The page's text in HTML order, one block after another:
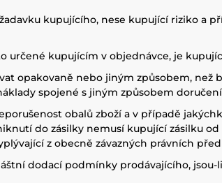
kupujícího, nese kupující riziko a
určené kupujícím v objednávce, je
opakovaně nebo jiným způsobem,
spojené s jiným způsobem
obalů zboží a v případě
do zásilky nemusí kupující zásilku
z obecně závazných právních
dodací podmínky prodávajícího,